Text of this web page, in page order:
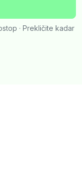
· Prekličite kadar